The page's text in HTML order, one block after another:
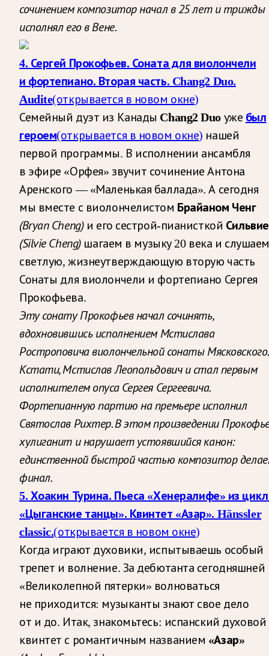
сочинением композитор начал в 25 лет и трижды
исполнял его в Вене.
4. Сергей Прокофьев. Соната для виолончели
и фортепиано. Вторая часть. Chang2 Duo.
Audite(открывается в новом окне)
Семейный дуэт из Канады Chang2 Duo уже был
героем(открывается в новом окне) нашей
первой программы. В исполнении ансамбля
в эфире «Орфея» звучит сочинение Антона
Аренского — «Маленькая баллада». А сегодня
мы вместе с виолончелистом Брайаном Ченг
(Bryan Cheng)и его сестрой-пианисткой
(Silvie Cheng)шагаем в музыку 20 века и слушаем
светлую, жизнеутверждающую вторую часть
Сонаты для виолончели и фортепиано Сергея
Прокофьева.
Эту сонату Прокофьев начал сочинять,
вдохновившись исполнением Мстислава
Ростроповича виолончельной сонатыМясковского.
Кстати, Мстислав Леопольдович и стал первым
исполнителем опуса Сергея Сергеевича.
Фортепианную партию на премьере исполнил
Святослав Рихтер. В этом произведении
хулиганит и нарушает устоявшийся канон:
единственной быстрой частью композитор
финал.
5. Хоакин Турина. Пьеса «Хенералифе» из
«Цыганские танцы». Квинтет «Азар». Hänssler
classic.(открывается в новом окне)
Когда играют духовики, испытываешь особый
трепет и волнение. За дебютанта сегодняшней
«Великолепной пятерки» волноваться
не приходится: музыканты знают свое дело
от и до. Итак, знакомьтесь: испанский духовой
квинтет с романтичным названием «Азар»